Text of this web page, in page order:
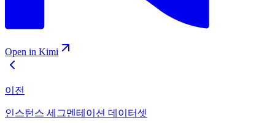
Open in Kimi
이전
인스턴스 세그멘테이션 데이터셋